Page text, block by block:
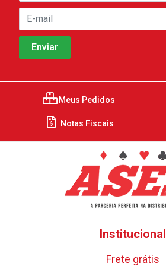
Meus Pedidos
Notas Fiscais
Institucional
Frete grátis